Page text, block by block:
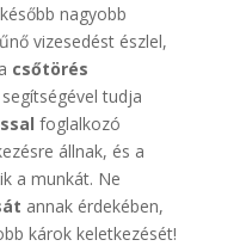
nagyobb
vizesedést észlel,
csőtörés
tudja
foglalkozó
állnak, és a
a munkát. Ne
annak érdekében,
károk keletkezését!